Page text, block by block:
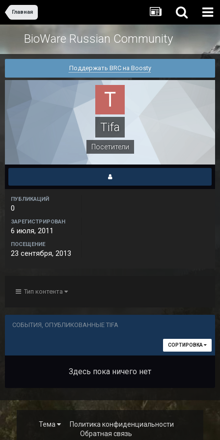
Главная
BioWare Russian Community
Поддержать BRC на Boosty
Tifa
Посетители
ПУБЛИКАЦИЙ
0
ЗАРЕГИСТРИРОВАН
6 июля, 2011
ПОСЕЩЕНИЕ
23 сентября, 2013
Тип контента
СОБЫТИЯ, ОПУБЛИКОВАННЫЕ TIFA
СОРТИРОВКА
Здесь пока ничего нет
Тема
Политика конфиденциальности
Обратная связь